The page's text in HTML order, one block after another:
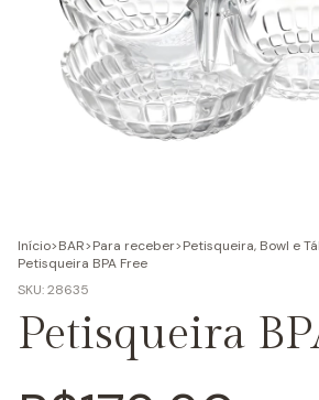
Início>BAR>Para receber>Petisqueira, Bowl e
Petisqueira BPA Free
SKU:28635
Petisqueira